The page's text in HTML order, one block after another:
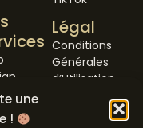
une
!
Légal
Conditions
Générales
d’Utilisation
Politique de
confidentialité